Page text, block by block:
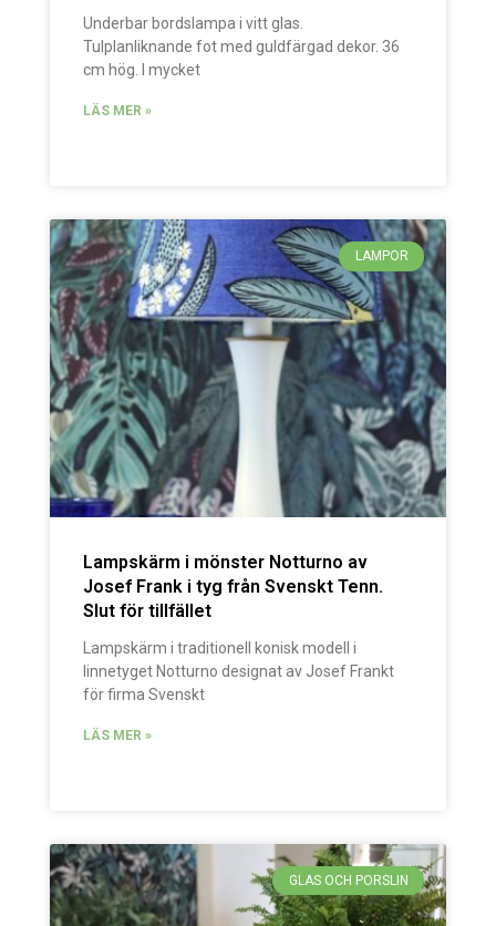
Underbar bordslampa i vitt glas.
Tulplanliknande fot med guldfärgad dekor. 36
cm hög. I mycket
LÄS MER »
LAMPOR
Lampskärm i mönster Notturno av
Josef Frank i tyg från Svenskt Tenn.
Slut för tillfället
Lampskärm i traditionell konisk modell i
linnetyget Notturno designat av Josef Frankt
för firma Svenskt
LÄS MER »
GLAS OCH PORSLIN